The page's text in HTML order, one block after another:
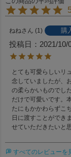
ねね 1 購
投稿日
2021/10/
とても可愛らしいリ
念していましたが、
の柔らかいものでし
だけで可愛いです。
たにもかかわらずこ
日に渡すことができ
せていただきたいと
すべてのレビューを